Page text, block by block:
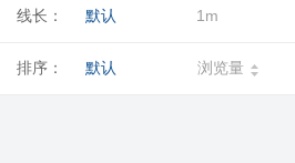
线长： 默认 1m
排序： 默认 浏览量